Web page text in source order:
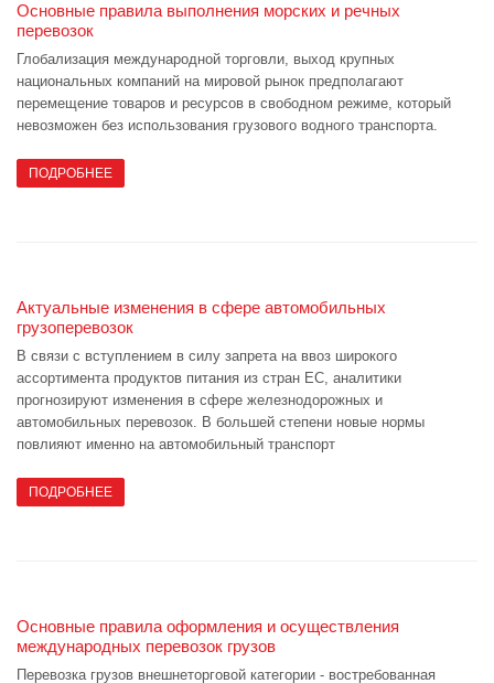
Основные правила выполнения морских и речных
перевозок
Глобализация международной торговли, выход крупных
национальных компаний на мировой рынок предполагают
перемещение товаров и ресурсов в свободном режиме, который
невозможен без использования грузового водного транспорта.
ПОДРОБНЕЕ
Актуальные изменения в сфере автомобильных
грузоперевозок
В связи с вступлением в силу запрета на ввоз широкого
ассортимента продуктов питания из стран ЕС, аналитики
прогнозируют изменения в сфере железнодорожных и
автомобильных перевозок. В большей степени новые нормы
повлияют именно на автомобильный транспорт
ПОДРОБНЕЕ
Основные правила оформления и осуществления
международных перевозок грузов
Перевозка грузов внешнеторговой категории - востребованная